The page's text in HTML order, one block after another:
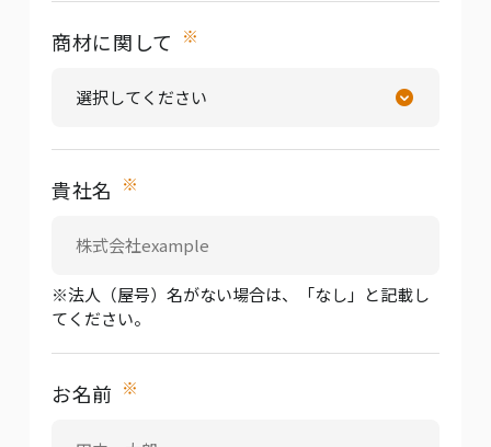
商材に関して ※
貴社名 ※
※法人（屋号）名がない場合は、「なし」と記載し
てください。
お名前 ※